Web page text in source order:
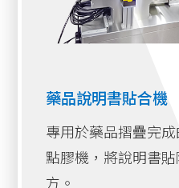
藥品說明書貼合機
專用於藥品摺疊完
點膠機，將說明書
方。